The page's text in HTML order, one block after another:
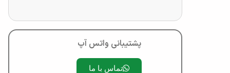
پشتیبانی واتس آپ
تماس با ما